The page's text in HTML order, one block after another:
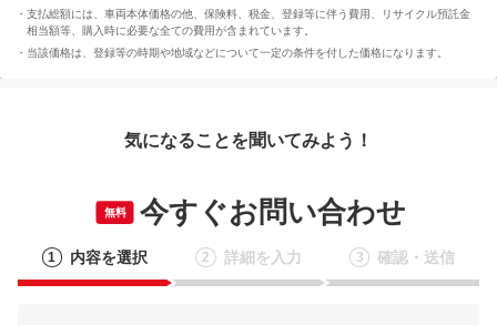
支払総額には、車両本体価格の他、保険料、税金、登録等に伴う費用、リサイクル預託金
相当額等、購入時に必要な全ての費用が含まれています。
当該価格は、登録等の時期や地域などについて一定の条件を付した価格になります。
気になることを聞いてみよう！
無料 今すぐお問い合わせ
1 内容を選択 2 詳細を入力 3 確認・送信